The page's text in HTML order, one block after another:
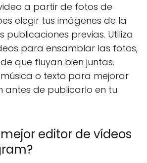
a partir de fotos de
elegir tus imágenes de la
publicaciones previas. Utiliza
para ensamblar las fotos,
que fluyan bien juntas.
o texto para mejorar
antes de publicarlo en tu
editor de vídeos